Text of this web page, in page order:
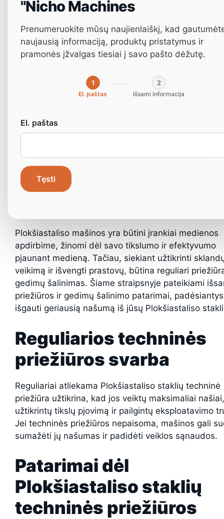
Medienos
gedimų šalinimo
patarimai
Plokšiastaliso mašinos yra būtini įrankiai medienos
apdirbime, žinomi dėl savo tikslumo ir efektyvumo
pjaunant medieną. Tačiau, siekiant užtikrinti
veikimą ir išvengti prastovų, būtina reguliari
gedimų šalinimas. Šiame straipsnyje pateikiami
priežiūros ir gedimų šalinimo patarimai, padėsiantys
išgauti geriausią našumą iš jūsų Plokšiastaliso
Reguliarios techninės
priežiūros svarba
Reguliariai atliekama Plokšiastaliso staklių techninė
priežiūra užtikrina, kad jos veiktų maksimaliai našiai,
užtikrintų tikslų pjovimą ir pailgintų eksploatavimo
Jei techninės priežiūros nepaisoma, mašinos gali
sumažėti jų našumas ir padidėti veiklos sąnaudos.
Patarimai dėl
Plokšiastaliso staklių
techninės priežiūros
"Nicho Machines
Prenumeruokite mūsų naujienlaiškį, kad
naujausią informaciją, produktų pristatymus ir
pramonės įžvalgas tiesiai į savo pašto dėžutę.
1
El. paštas
2
Išsami informacija
El. paštas
Tęsti